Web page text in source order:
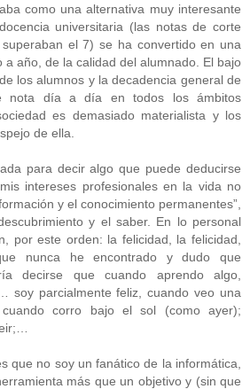
como una alternativa muy interesante
universitaria (las notas de corte
superaban el 7) se ha convertido en una
a año, de la calidad del alumnado. El bajo
los alumnos y la decadencia general de
nota día a día en todos los ámbitos
es demasiado materialista y los
de ella.
para decir algo que puede deducirse
intereses profesionales en la vida no
y el conocimiento permanentes”,
y el saber. En lo personal
por este orden: la felicidad, la felicidad,
nunca he encontrado y dudo que
decirse que cuando aprendo algo,
soy parcialmente feliz, cuando veo una
corro bajo el sol (como ayer);
que no soy un fanático de la informática,
más que un objetivo y (sin que